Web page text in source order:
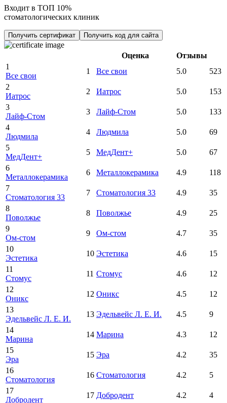
Входит в ТОП 10%
стоматологических клиник
Получить сертификат Получить код для сайта
Оценка
Отзывы
1
Все свои
1 Все свои 5.0
523
2
Иатрос
2 Иатрос 5.0
153
3
Лайф-Стом
3 Лайф-Стом 5.0
133
4
Людмила
4 Людмила 5.0
69
5
МедДент+
5 МедДент+ 5.0
67
6
Металлокерамика
6 Металлокерамика 4.9
118
7
Стоматология 33
7 Стоматология 33 4.9
35
8
Поволжье
8 Поволжье 4.9
25
9
Ом-стом
9 Ом-стом 4.7
35
10
Эстетика
10 Эстетика 4.6
15
11
Стомус
11 Стомус 4.6
12
12
Оникс
12 Оникс 4.5
12
13
Эдельвейс Л. Е. И.
13 Эдельвейс Л. Е. И. 4.5
9
14
Марина
14 Марина 4.3
12
15
Эра
15 Эра 4.2
35
16
Стоматология
16 Стоматология 4.2
5
17
Добродент
17 Добродент 4.2
4